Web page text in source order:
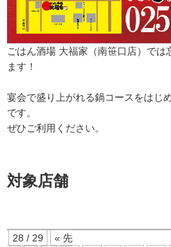
ごはん酒場 大福家（南笹口店）では
ます！
宴会で盛り上がれる鍋コースをはじ
です。
ぜひご利用ください。
対象店舗
28 / 29
« 先